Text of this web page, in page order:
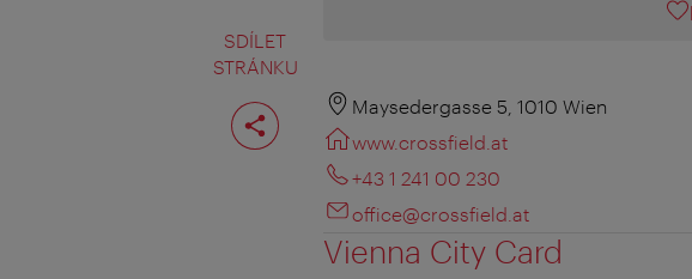
SDÍLET
STRÁNKU
Rozdělit
stranu
Maysedergasse 5, 1010 Wien
www.crossfield.at
+43 1 241 00 230
office@crossfield.at
Vienna City Card